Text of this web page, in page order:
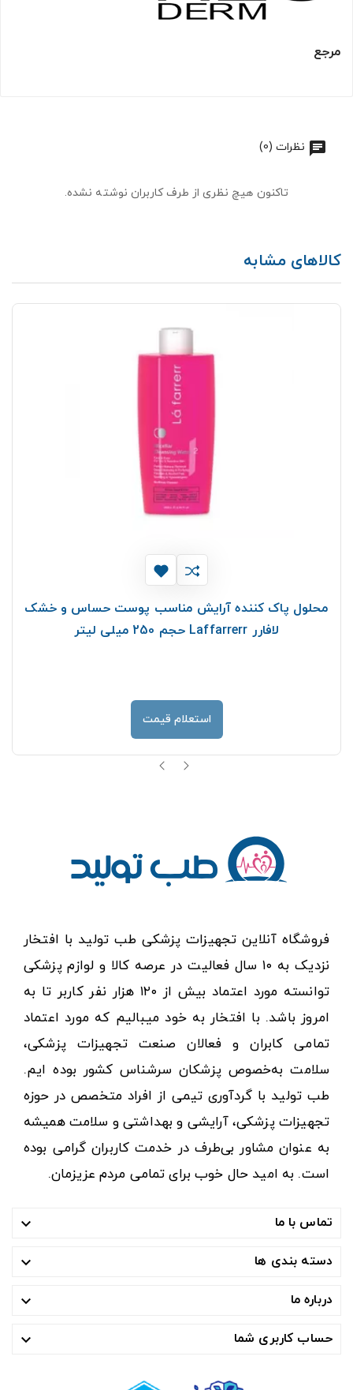
مرجع
نظرات (0)
تاکنون هیچ نظری از طرف کاربران نوشته نشده.
کالاهای مشابه
محلول پاک کننده آرایش مناسب پوست حساس و خشک
لافارر Laffarrerr حجم 250 میلی لیتر
استعلام قیمت
فروشگاه آنلاین تجهیزات پزشکی طب تولید با افتخار
نزدیک به ۱۰ سال فعالیت در عرصه کالا و لوازم پزشکی
توانسته مورد اعتماد بیش از ۱۲۰ هزار نفر کاربر تا به
امروز باشد. با افتخار به خود میبالیم که مورد اعتماد
تمامی کابران و فعالان صنعت تجهیزات پزشکی،
سلامت به‌خصوص پزشکان سرشناس کشور بوده ایم.
طب تولید با گردآوری تیمی از افراد متخصص در حوزه
تجهیزات پزشکی، آرایشی و بهداشتی و سلامت همیشه
به عنوان مشاور بی‌طرف در خدمت کاربران گرامی بوده
است. به امید حال خوب برای تمامی مردم عزیزمان.
تماس با ما 
دسته بندی ها 
درباره ما 
حساب کاربری شما 